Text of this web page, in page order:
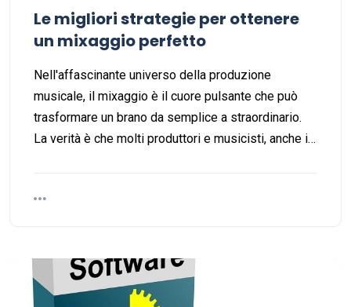
Le migliori strategie per ottenere
un mixaggio perfetto
Nell'affascinante universo della produzione
musicale, il mixaggio è il cuore pulsante che può
trasformare un brano da semplice a straordinario.
La verità è che molti produttori e musicisti, anche i…